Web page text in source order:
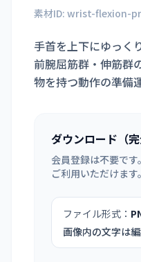
素材ID: wrist-flexion-
手首を上下にゆっく
前腕屈筋群・伸筋群
物を持つ動作の準備
ダウンロード（完
会員登録は不要で
ご利用いただけます。
ファイル形式：
画像内の文字は